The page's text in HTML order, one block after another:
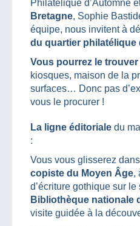
Philatélique d’Automne
Bretagne, Sophie
équipe, nous invitent à
du quartier philatélique
Vous pourrez le
kiosques, maison de la
surfaces… Donc pas
vous le procurer !
La ligne éditoriale du
:
Vous vous glisserez
copiste du Moyen Âge,
d’écriture gothique sur
Bibliothèque nationale
visite guidée à la